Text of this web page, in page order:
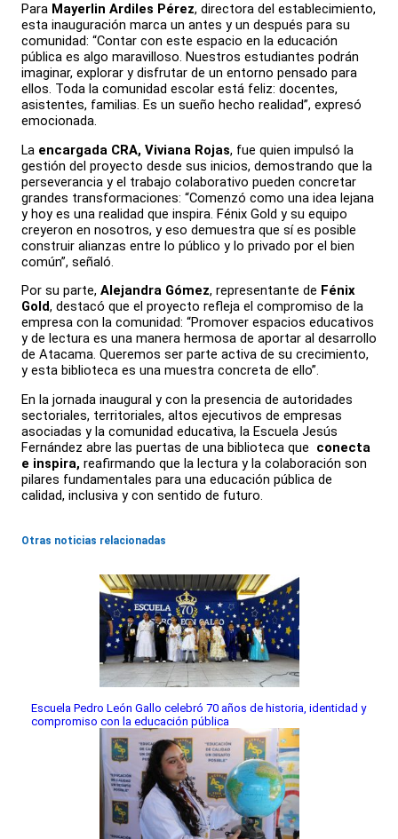
Para Mayerlin Ardiles Pérez, directora del establecimiento,
esta inauguración marca un antes y un después para su
comunidad: “Contar con este espacio en la educación
pública es algo maravilloso. Nuestros estudiantes podrán
imaginar, explorar y disfrutar de un entorno pensado para
ellos. Toda la comunidad escolar está feliz: docentes,
asistentes, familias. Es un sueño hecho realidad”, expresó
emocionada.
La encargada CRA, Viviana Rojas, fue quien impulsó la
gestión del proyecto desde sus inicios, demostrando que la
perseverancia y el trabajo colaborativo pueden concretar
grandes transformaciones: “Comenzó como una idea lejana
y hoy es una realidad que inspira. Fénix Gold y su equipo
creyeron en nosotros, y eso demuestra que sí es posible
construir alianzas entre lo público y lo privado por el bien
común”, señaló.
Por su parte, Alejandra Gómez, representante de Fénix
Gold, destacó que el proyecto refleja el compromiso de la
empresa con la comunidad: “Promover espacios educativos
y de lectura es una manera hermosa de aportar al desarrollo
de Atacama. Queremos ser parte activa de su crecimiento,
y esta biblioteca es una muestra concreta de ello”.
En la jornada inaugural y con la presencia de autoridades
sectoriales, territoriales, altos ejecutivos de empresas
asociadas y la comunidad educativa, la Escuela Jesús
Fernández abre las puertas de una biblioteca que conecta
e inspira, reafirmando que la lectura y la colaboración son
pilares fundamentales para una educación pública de
calidad, inclusiva y con sentido de futuro.
Otras noticias relacionadas
Escuela Pedro León Gallo celebró 70 años de historia, identidad y
compromiso con la educación pública